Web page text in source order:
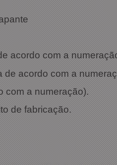
acordo com a
de acordo com a
com a numeração).
de fabricação.